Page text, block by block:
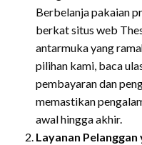
Berbelanja pakaian
berkat situs web
antarmuka yang
pilihan kami, baca
pembayaran dan
memastikan
awal hingga akhir.
Layanan Pelanggan